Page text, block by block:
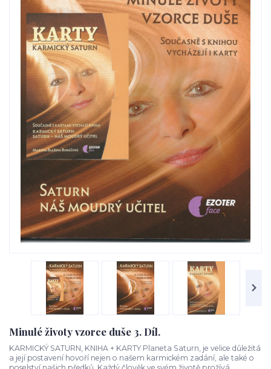
Minulé životy vzorce duše 3. Díl.
KARMICKÝ SATURN, KNIHA + KARTY Planeta Saturn, je velice důležitá
a její postavení hovoří nejen o našem karmickém zadání, ale také o